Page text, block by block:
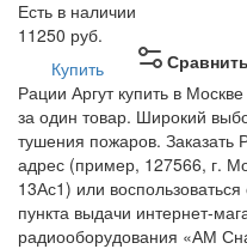
Есть в наличии
11250 руб.
Сравнить
Купить
Рации Аргут купить в
за один товар. Широкий
тушения пожаров. Заказать
адрес (пример, 127566, г.
13Ас1) или
пункта выдачи интернет-
радиооборудования «АМ